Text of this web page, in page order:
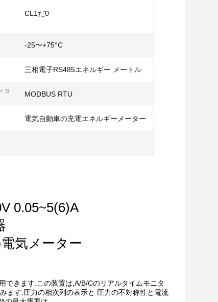
CL1だ0
-25〜+75°C
三相電子RS485エネルギー メートル
ョ
MODBUS RTU
電気自動車の充電エネルギーメーター
0.05~5(6)A
気メーター
できます. この装置は,A/B/Cのリアルタイムモニタ
ます.圧力の相次列の表示と 圧力の不対称性と電流